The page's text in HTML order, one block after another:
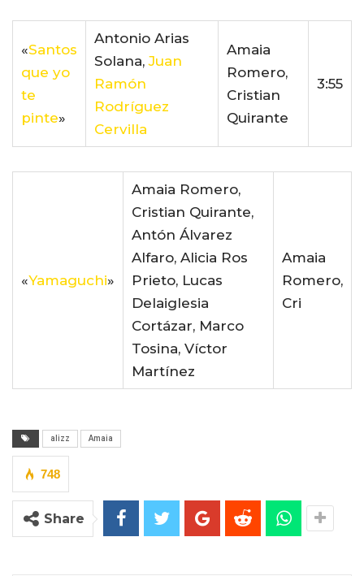
«Santos
que yo
te
pinte»
Antonio Arias
Solana,Juan
Ramón
Rodríguez
Cervilla
Amaia
Romero,
Cristian
Quirante
3:55
«Yamaguchi»
Amaia Romero,
Cristian Quirante,
Antón Álvarez
Alfaro, Alicia Ros
Prieto, Lucas
Delaiglesia
Cortázar, Marco
Tosina, Víctor
Martínez
Amaia
Romero,
Cri
alizz Amaia
748
Share